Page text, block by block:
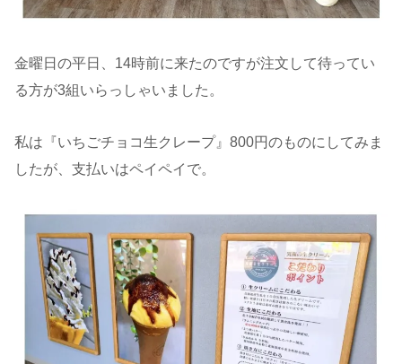
金曜日の平日、14時前に来たのですが注文して待ってい
る方が3組いらっしゃいました。
私は『いちごチョコ生クレープ』800円のものにしてみま
したが、支払いはペイペイで。